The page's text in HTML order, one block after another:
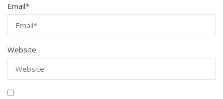
Email*
Website